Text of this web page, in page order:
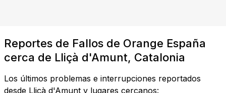
Reportes de Fallos de Orange España
cerca de Lliçà d'Amunt, Catalonia
Los últimos problemas e interrupciones reportados
desde Lliçà d'Amunt y lugares cercanos: